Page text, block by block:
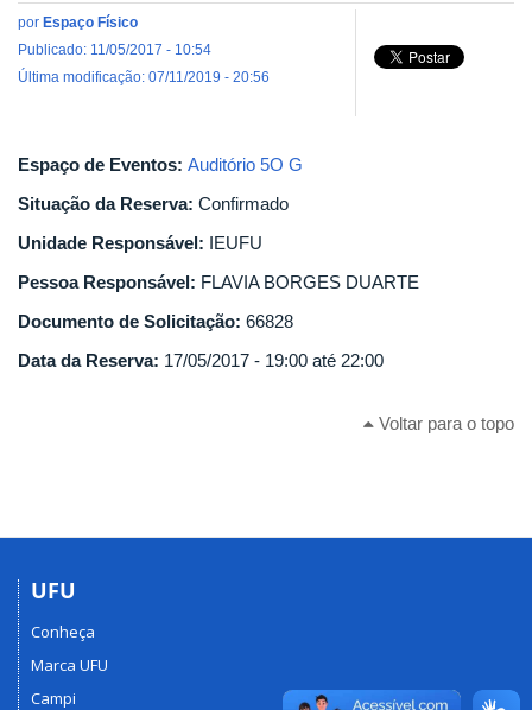
por Espaço Físico
Publicado: 11/05/2017 - 10:54
Última modificação: 07/11/2019 - 20:56
Espaço de Eventos: Auditório 5O G
Situação da Reserva: Confirmado
Unidade Responsável: IEUFU
Pessoa Responsável: FLAVIA BORGES DUARTE
Documento de Solicitação: 66828
Data da Reserva: 17/05/2017 - 19:00 até 22:00
Voltar para o topo
UFU
Conheça
Marca UFU
Campi